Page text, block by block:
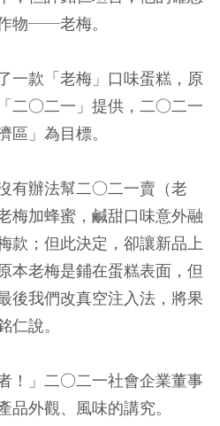
物──老梅。
一款「老梅」口味蛋糕，原
二○二一」提供，二○二一
區」為目標。
有辦法幫二○二一賣（老
梅加蜂蜜，鹹甜口味意外融
款；但此決定，卻讓新品上
本老梅是鋪在蛋糕表面，但
後我們改真空注入法，將果
仁說。
！」二○二一社會企業董事
品外觀、風味的講究。